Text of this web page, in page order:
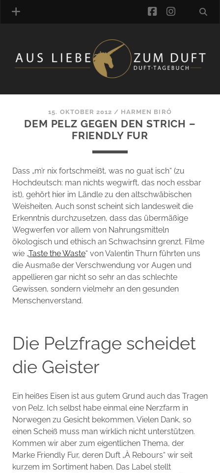
MANUFAKTUREN
DUFTNOTEN
KOMMENTARE
LINK-SAMMLUNG
ARTIKEL-ARCHIV
ONLINE-SHOP
DAS ALZD-TEAM
facebook
15. OKTOBER 2012 / HARMEN BIRÓ
DEM PELZ GEGEN DEN STRICH –
FRIENDLY FUR
Dass „m’r nix fortschmeißt, was no guat isch“ (zu
Hochdeutsch: man nichts wegwirft, das noch essbar
ist), gehört hier im Ländle zu den altschwäbischen
Weisheiten. Auch sonst scheint sich landesweit die
Erkenntnis durchzusetzen, dass das übermäßige
Wegwerfen vor allem von Nahrungsmitteln
ökologisch und ethisch an Schwachsinn grenzt. Filme
wie „Taste the Waste“ von Valentin Thurn führten uns
die Ausmaße der Verschwendung vor Augen und
appellieren gar nicht so sehr an das schlechte
Gewissen, sondern vielmehr an den gesunden
Menschenverstand.
Die Pelzfrage scheidet
die Geister
Ein heißes Eisen ist aus gutem Grund auch das Tragen
von Pelz. Ich selbst habe einmal eine Nerzfarm in
Norwegen zu Gesicht bekommen. Vielen Dank, so
einen Scheiß muss man wirklich nicht unterstützen.
Kommen wir aber zum eigentlichen Thema, der
Marke Friendly Fur, deren Duft „À Rebours“ wir seit
kurzem im Sortiment haben. Das Label stellt